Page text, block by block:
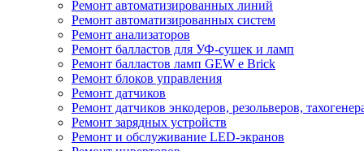
Ремонт автоматизированных линий
Ремонт автоматизированных систем
Ремонт анализаторов
Ремонт балластов для УФ-сушек и ламп
Ремонт балластов ламп GEW e Brick
Ремонт блоков управления
Ремонт датчиков
Ремонт датчиков энкодеров, резольверов,
Ремонт зарядных устройств
Ремонт и обслуживание LED-экранов